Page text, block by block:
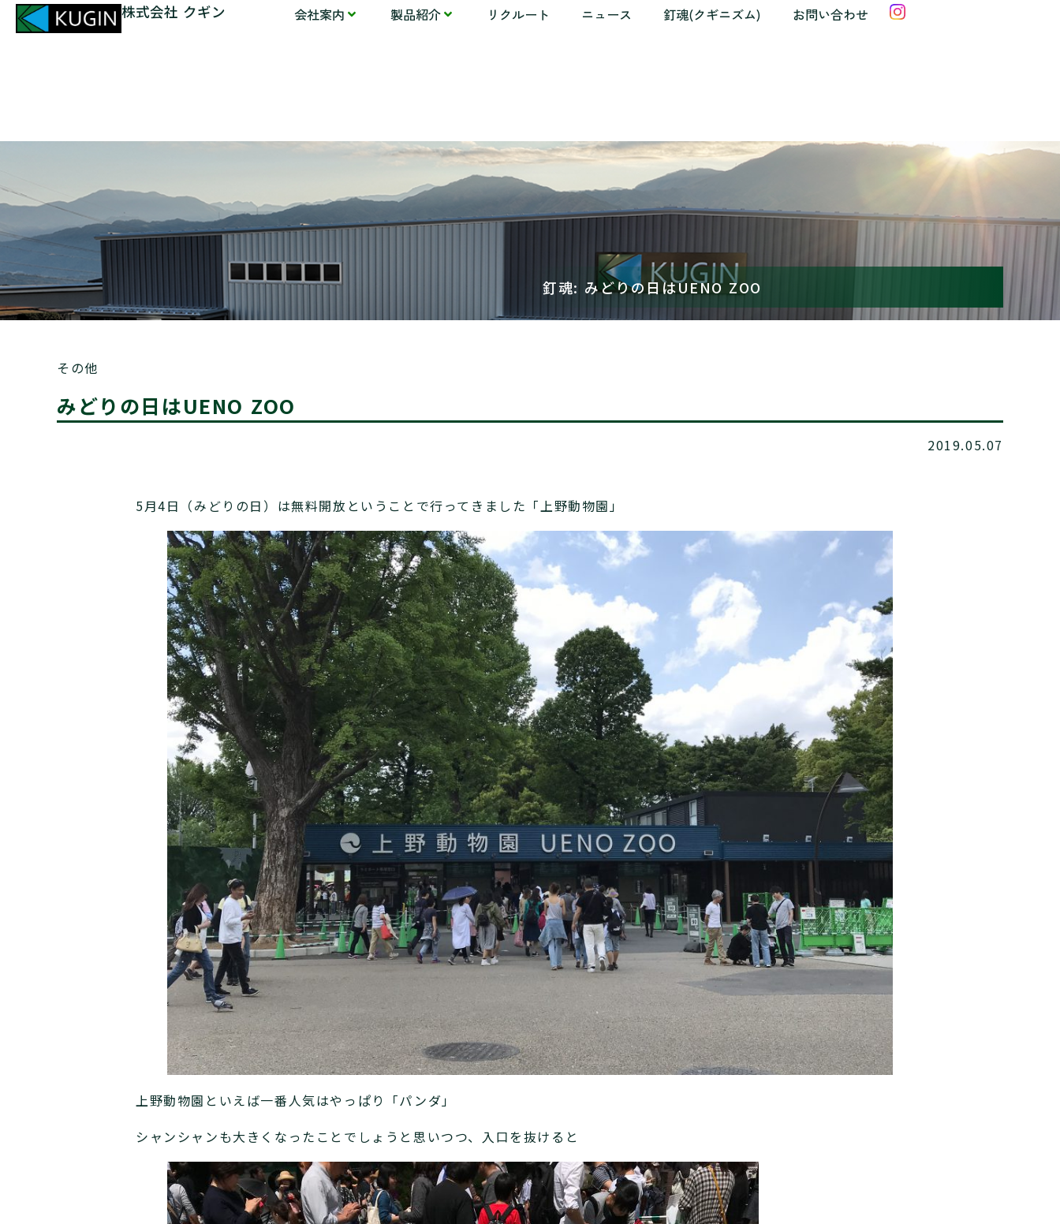
株式会社 クギン 会社案内 製品紹介 リクルート ニュース 釘魂(クギニズム) お問い合わせ
釘魂: みどりの日はUENO ZOO
その他
みどりの日はUENO ZOO
2019.05.07
5月4日（みどりの日）は無料開放ということで行ってきました「上野動物園」
上野動物園といえば一番人気はやっぱり「パンダ」
シャンシャンも大きくなったことでしょうと思いつつ、入口を抜けると